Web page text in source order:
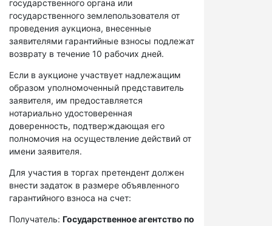
государственного органа или
государственного землепользователя от
проведения аукциона, внесенные
заявителями гарантийные взносы подлежат
возврату в течение 10 рабочих дней.
Если в аукционе участвует надлежащим
образом уполномоченный представитель
заявителя, им предоставляется
нотариально удостоверенная
доверенность, подтверждающая его
полномочия на осуществление действий от
имени заявителя.
Для участия в торгах претендент должен
внести задаток в размере объявленного
гарантийного взноса на счет:
Получатель: Государственное агентство по